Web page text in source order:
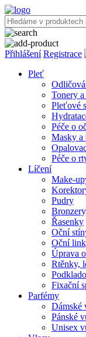
Přihlášení Registrace
Pleť
Tonery
Pleťové
Péče o
Masky a
Péče o
Líčení
Make-
Pudry
Řasenky
Oční
Oční
Úprava
Rtěnky,
Fixační
Parfémy
Dámské
Pánské
Unisex